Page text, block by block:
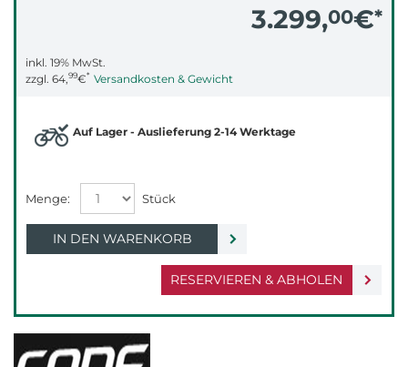
3.299,00€*
inkl. 19% MwSt.
zzgl. 64,99€* Versandkosten & Gewicht
RESERVIEREN & ABHOLEN
Auf Lager - Auslieferung 2-14 Werktage
IN DEN WARENKORB